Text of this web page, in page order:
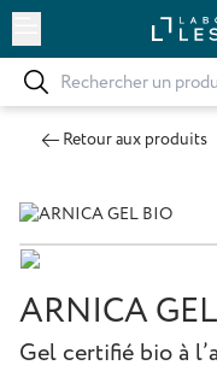
Retour aux produits
ARNICA
Gel certifié bio à